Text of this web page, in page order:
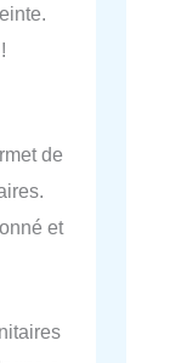
de
et